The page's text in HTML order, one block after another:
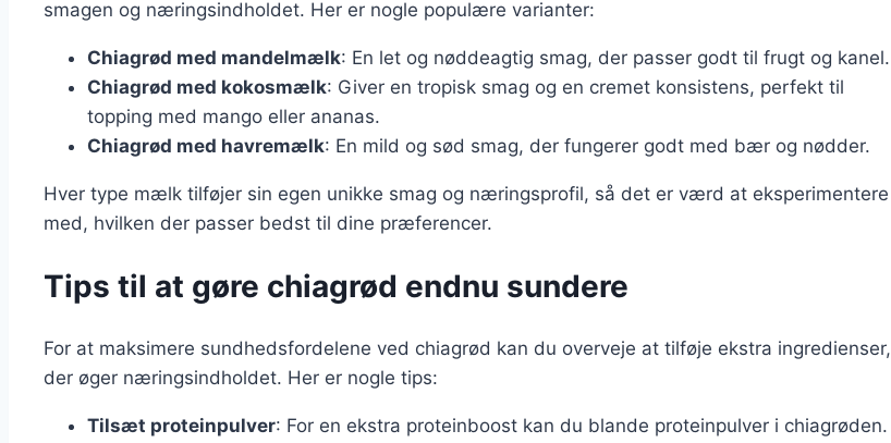
smagen og næringsindholdet. Her er nogle populære varianter:
Chiagrød med mandelmælk: En let og nøddeagtig smag, der passer godt til frugt og kanel.
Chiagrød med kokosmælk: Giver en tropisk smag og en cremet konsistens, perfekt til
topping med mango eller ananas.
Chiagrød med havremælk: En mild og sød smag, der fungerer godt med bær og nødder.
Hver type mælk tilføjer sin egen unikke smag og næringsprofil, så det er værd at eksperimentere
med, hvilken der passer bedst til dine præferencer.
Tips til at gøre chiagrød endnu sundere
For at maksimere sundhedsfordelene ved chiagrød kan du overveje at tilføje ekstra ingredienser,
der øger næringsindholdet. Her er nogle tips:
Tilsæt proteinpulver: For en ekstra proteinboost kan du blande proteinpulver i chiagrøden.